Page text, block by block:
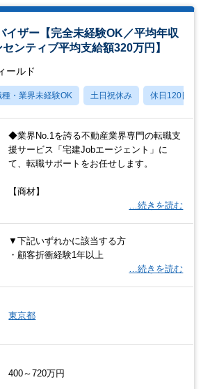
イザー【完全未経験OK／平均年収
ンティブ平均支給額320万円】
ールド
種・業界未経験OK 土日祝休み 休日120日以上
◆業界No.1を誇る不動産業界専門の転職支
援サービス「宅建Jobエージェント」に
て、転職サポートをお任せします。
【商材】
…続きを読む
▼下記いずれかに該当する方
・顧客折衝経験1年以上
…続きを読む
東京都
400～720万円